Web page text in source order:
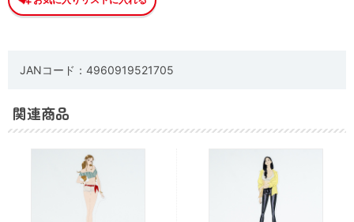
JANコード：4960919521705
関連商品